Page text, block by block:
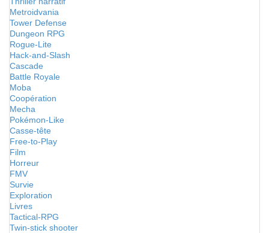
Metroidvania
Tower Defense
Dungeon RPG
Rogue-Lite
Hack-and-Slash
Cascade
Battle Royale
Moba
Coopération
Mecha
Pokémon-Like
Casse-tête
Free-to-Play
Film
Horreur
FMV
Survie
Exploration
Livres
Tactical-RPG
Twin-stick shooter